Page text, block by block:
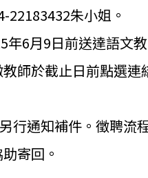
22183432朱小姐。
年6月9日前送達語文
師於截止日前點選連
行通知補件。 徵聘流
寄回。